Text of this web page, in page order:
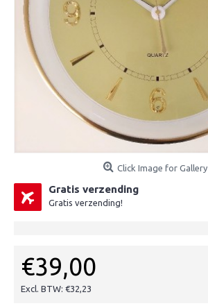
Click Image for Gallery
Gratis verzending
Gratis verzending!
€39,00
Excl. BTW: €32,23